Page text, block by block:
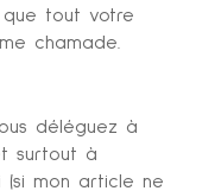
que tout votre
chamade.
déléguez à
surtout à
(si mon article ne